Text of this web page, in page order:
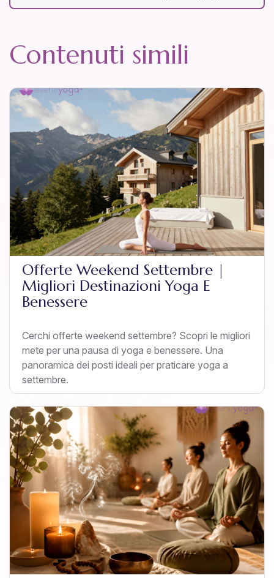
Contenuti simili
Offerte Weekend Settembre |
Migliori Destinazioni Yoga E
Benessere
Cerchi offerte weekend settembre? Scopri le migliori
mete per una pausa di yoga e benessere. Una
panoramica dei posti ideali per praticare yoga a
settembre.